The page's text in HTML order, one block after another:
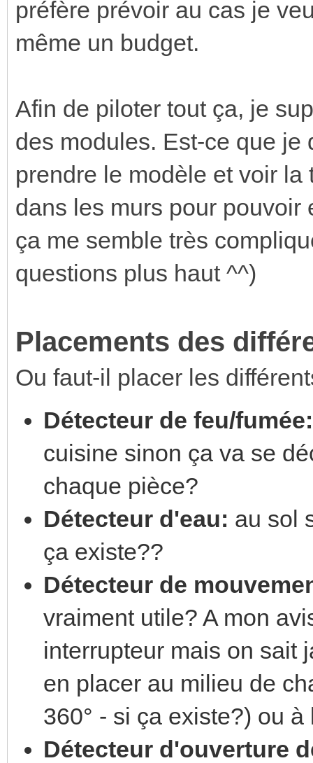
préfère prévoir au cas je
même un budget.
Afin de piloter tout ça, je
des modules. Est-ce que
prendre le modèle et voir
dans les murs pour
ça me semble très
questions plus haut ^^)
Placements des
Ou faut-il placer les
Détecteur de feu/fumée:
cuisine sinon ça va se
chaque pièce?
Détecteur d'eau: au sol
ça existe??
Détecteur de
vraiment utile? A mon
interrupteur mais on sait
en placer au milieu de
360° - si ça existe?) ou
Détecteur d'ouverture